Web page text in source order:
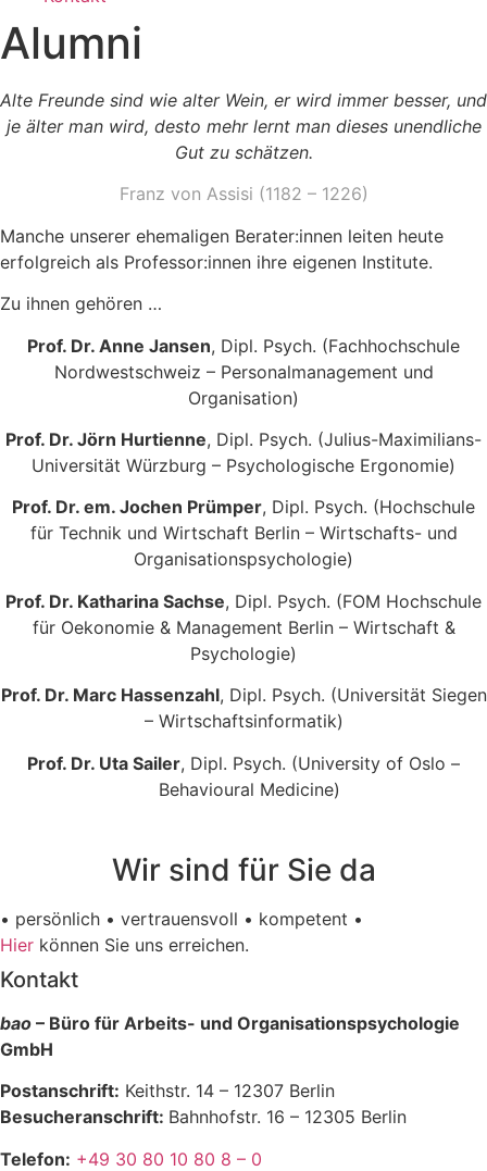
Alumni
Alte Freunde sind wie alter Wein, er wird immer besser, und
je älter man wird, desto mehr lernt man dieses unendliche
Gut zu schätzen.
Franz von Assisi (1182 – 1226)
Manche unserer ehemaligen Berater:innen leiten heute
erfolgreich als Professor:innen ihre eigenen Institute.
Zu ihnen gehören …
Prof. Dr. Anne Jansen, Dipl. Psych. (Fachhochschule
Nordwestschweiz – Personalmanagement und
Organisation)
Prof. Dr. Jörn Hurtienne, Dipl. Psych. (Julius-Maximilians-
Universität Würzburg – Psychologische Ergonomie)
Prof. Dr. em. Jochen Prümper, Dipl. Psych. (Hochschule
für Technik und Wirtschaft Berlin – Wirtschafts- und
Organisationspsychologie)
Prof. Dr. Katharina Sachse, Dipl. Psych. (FOM Hochschule
für Oekonomie & Management Berlin – Wirtschaft &
Psychologie)
Prof. Dr. Marc Hassenzahl, Dipl. Psych. (Universität Siegen
– Wirtschaftsinformatik)
Prof. Dr. Uta Sailer, Dipl. Psych. (University of Oslo –
Behavioural Medicine)
Wir sind für Sie da
• persönlich • vertrauensvoll • kompetent •
Hier können Sie uns erreichen.
Kontakt
bao – Büro für Arbeits- und Organisationspsychologie
GmbH
Postanschrift: Keithstr. 14 – 12307 Berlin
Besucheranschrift: Bahnhofstr. 16 – 12305 Berlin
Telefon: +49 30 80 10 80 8 – 0